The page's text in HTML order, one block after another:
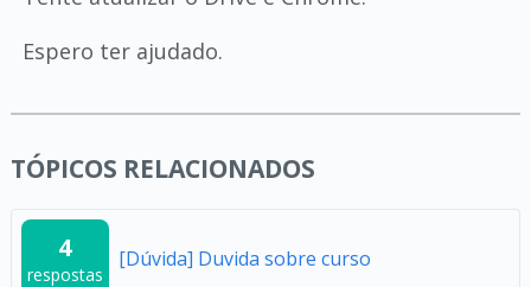
Espero ter ajudado.
TÓPICOS RELACIONADOS
4
respostas
[Dúvida] Duvida sobre curso